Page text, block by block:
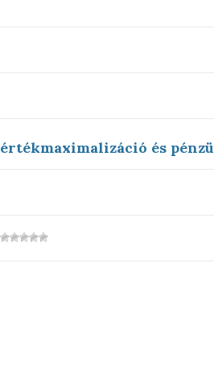
értékmaximalizáció és